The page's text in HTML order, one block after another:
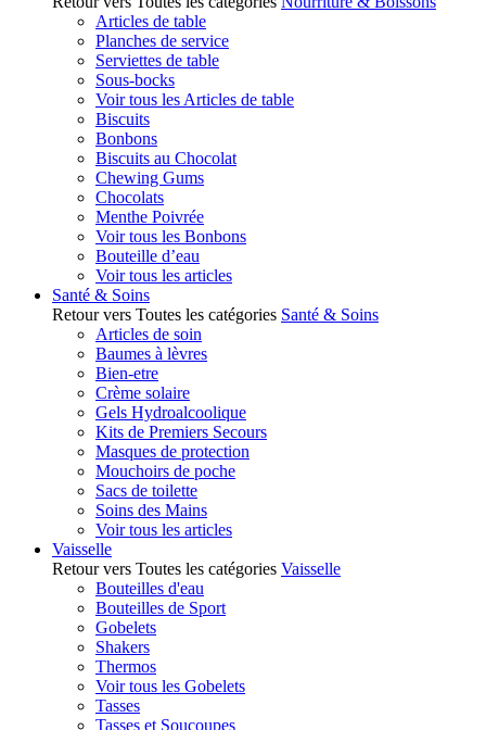
Articles de table
Planches de service
Serviettes de table
Sous-bocks
Voir tous les Articles de table
Biscuits
Bonbons
Biscuits au Chocolat
Chewing Gums
Chocolats
Menthe Poivrée
Voir tous les Bonbons
Bouteille d’eau
Voir tous les articles
Santé & Soins
Retour vers Toutes les catégories Santé & Soins
Articles de soin
Baumes à lèvres
Bien-etre
Crème solaire
Gels Hydroalcoolique
Kits de Premiers Secours
Masques de protection
Mouchoirs de poche
Sacs de toilette
Soins des Mains
Voir tous les articles
Vaisselle
Retour vers Toutes les catégories Vaisselle
Bouteilles d'eau
Bouteilles de Sport
Gobelets
Shakers
Thermos
Voir tous les Gobelets
Tasses
Tasses et Soucoupes